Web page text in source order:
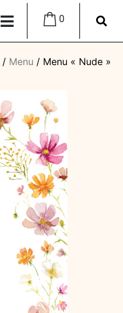
0
/ Menu / Menu « Nude »